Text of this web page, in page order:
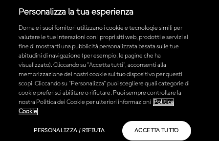
Condizioni di acquisto
Scarica l'app ufficiale MotoGP™
© 2026 MotoGP Sports Entertainment Group. Tutti i diritti riservati.
Tutti i marchi sono di proprietà dei rispettivi proprietari.
Personalizza la tua esperienza
Dorna e i suoi fornitori utilizzano i cookie e tecnologie simili per
valutare le tue interazioni con i propri siti web, prodotti e servizi al
fine di mostrarti una pubblicità personalizzata basata sulle tue
abitudini di navigazione (per esempio, le pagine che ha
visualizzato). Cliccando su "Accetta tutti", acconsenti alla
memorizzazione dei nostri cookie sul tuo dispositivo per questi
scopi. Cliccando su "Personalizza" puoi scegliere quali categorie di
cookie preferisci abilitare o rifiutare. Puoi sempre controllare la
nostra Politica dei Cookie per ulteriori informazioni
Politica
Cookie
PERSONALIZZA / RIFIUTA ACCETTA TUTTO